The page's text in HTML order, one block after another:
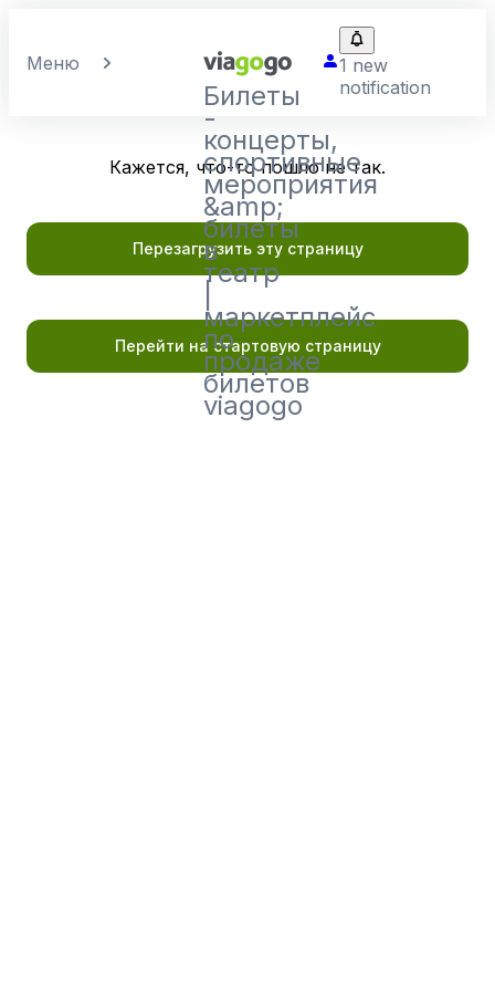
Меню
Билеты
-
концерты,
спортивные
мероприятия
&amp;
билеты
в
театр
маркетплейс
по
продаже
билетов
viagogo
1 new
notification
Кажется, что-то пошло не так.
Перезагрузить эту страницу
Перейти на стартовую страницу